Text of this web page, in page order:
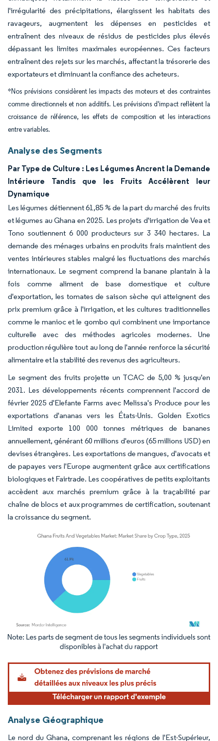
l'irrégularité des précipitations, élargissent les habitats des
ravageurs, augmentent les dépenses en pesticides et
entraînent des niveaux de résidus de pesticides plus élevés
dépassant les limites maximales européennes. Ces facteurs
entraînent des rejets sur les marchés, affectant la trésorerie des
exportateurs et diminuant la confiance des acheteurs.
*Nos prévisions considèrent les impacts des moteurs et des contraintes
comme directionnels et non additifs. Les prévisions d'impact reflètent la
croissance de référence, les effets de composition et les interactions
entre variables.
Analyse des Segments
Par Type de Culture : Les Légumes Ancrent la Demande
Intérieure Tandis que les Fruits Accélèrent leur
Dynamique
Les légumes détiennent 61,85 % de la part du marché des fruits
et légumes au Ghana en 2025. Les projets d'irrigation de Vea et
Tono soutiennent 6 000 producteurs sur 3 340 hectares. La
demande des ménages urbains en produits frais maintient des
ventes intérieures stables malgré les fluctuations des marchés
internationaux. Le segment comprend la banane plantain à la
fois comme aliment de base domestique et culture
d'exportation, les tomates de saison sèche qui atteignent des
prix premium grâce à l'irrigation, et les cultures traditionnelles
comme le manioc et le gombo qui combinent une importance
culturelle avec des méthodes agricoles modernes. Une
production régulière tout au long de l'année renforce la sécurité
alimentaire et la stabilité des revenus des agriculteurs.
Le segment des fruits projette un TCAC de 5,00 % jusqu'en
2031. Les développements récents comprennent l'accord de
février 2025 d'Elefante Farms avec Melissa's Produce pour les
exportations d'ananas vers les États-Unis. Golden Exotics
Limited exporte 100 000 tonnes métriques de bananes
annuellement, générant 60 millions d'euros (65 millions USD) en
devises étrangères. Les exportations de mangues, d'avocats et
de papayes vers l'Europe augmentent grâce aux certifications
biologiques et Fairtrade. Les coopératives de petits exploitants
accèdent aux marchés premium grâce à la traçabilité par
chaîne de blocs et aux programmes de certification, soutenant
la croissance du segment.
Image © Mordor Intelligence. La réutilisation nécessite une attribution sous CC BY
Analyse Géographique
Le nord du Ghana, comprenant les régions de l'Est-Supérieur,